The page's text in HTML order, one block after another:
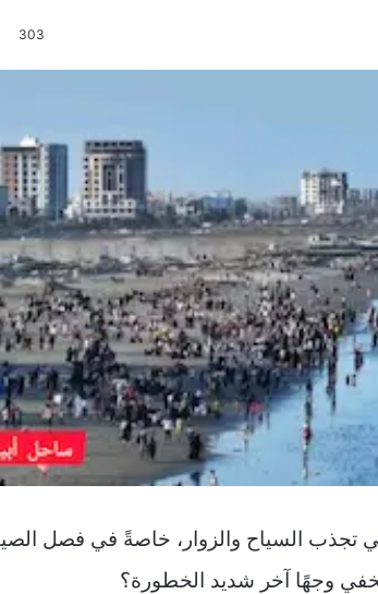
303
تجذب السياح والزوار، خاصةً في فصل
وجهًا آخر شديد الخطورة؟